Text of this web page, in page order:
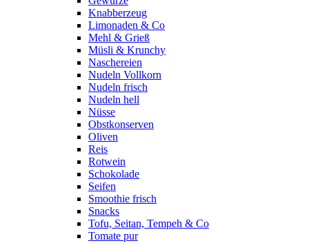
Knabberzeug
Limonaden & Co
Mehl & Grieß
Müsli & Krunchy
Naschereien
Nudeln Vollkorn
Nudeln frisch
Nudeln hell
Nüsse
Obstkonserven
Oliven
Reis
Rotwein
Schokolade
Seifen
Smoothie frisch
Snacks
Tofu, Seitan, Tempeh & Co
Tomate pur